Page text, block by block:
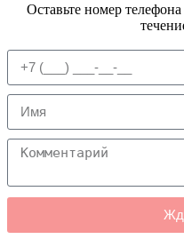
Оставьте номер